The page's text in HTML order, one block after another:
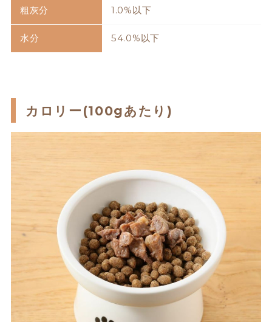
粗灰分 1.0%以下
水分 54.0%以下
カロリー(100gあたり)